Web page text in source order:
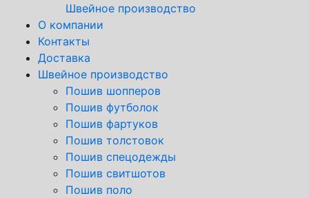
Швейное производство
О компании
Контакты
Доставка
Швейное производство
Пошив шопперов
Пошив футболок
Пошив фартуков
Пошив толстовок
Пошив спецодежды
Пошив свитшотов
Пошив поло